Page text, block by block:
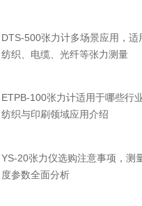
DTS-500张力计多场景应用，适
纺织、电缆、光纤等张力测量
ETPB-100张力计适用于哪些行
纺织与印刷领域应用介绍
YS-20张力仪选购注意事项，测
度参数全面分析